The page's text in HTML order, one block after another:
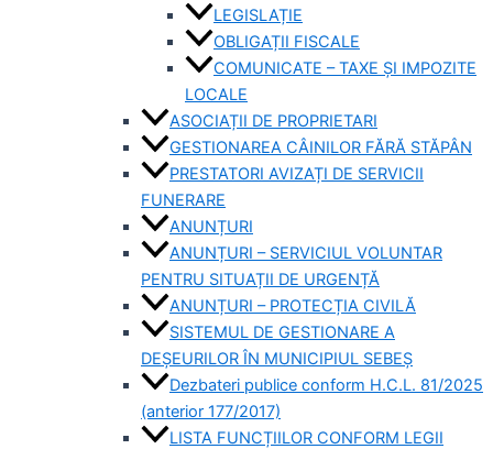
LEGISLAȚIE
OBLIGAȚII FISCALE
COMUNICATE – TAXE ȘI IMPOZITE
LOCALE
ASOCIAȚII DE PROPRIETARI
GESTIONAREA CÂINILOR FĂRĂ STĂPÂN
PRESTATORI AVIZAȚI DE SERVICII
FUNERARE
ANUNȚURI
ANUNȚURI – SERVICIUL VOLUNTAR
PENTRU SITUAȚII DE URGENȚĂ
ANUNȚURI – PROTECȚIA CIVILĂ
SISTEMUL DE GESTIONARE A
DEȘEURILOR ÎN MUNICIPIUL SEBEȘ
Dezbateri publice conform H.C.L. 81/2025
(anterior 177/2017)
LISTA FUNCȚIILOR CONFORM LEGII